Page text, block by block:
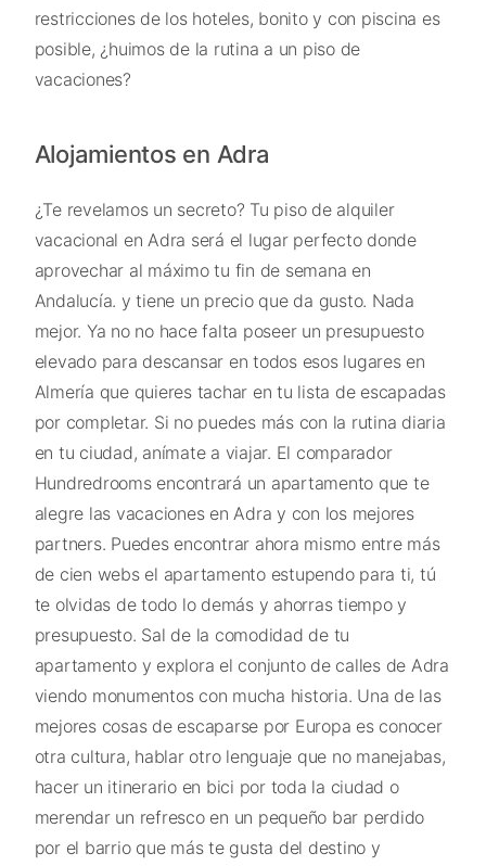
restricciones de los hoteles, bonito y con piscina es
posible, ¿huimos de la rutina a un piso de
vacaciones?
Alojamientos en Adra
¿Te revelamos un secreto? Tu piso de alquiler
vacacional en Adra será el lugar perfecto donde
aprovechar al máximo tu fin de semana en
Andalucía. y tiene un precio que da gusto. Nada
mejor. Ya no no hace falta poseer un presupuesto
elevado para descansar en todos esos lugares en
Almería que quieres tachar en tu lista de escapadas
por completar. Si no puedes más con la rutina diaria
en tu ciudad, anímate a viajar. El comparador
Hundredrooms encontrará un apartamento que te
alegre las vacaciones en Adra y con los mejores
partners. Puedes encontrar ahora mismo entre más
de cien webs el apartamento estupendo para ti, tú
te olvidas de todo lo demás y ahorras tiempo y
presupuesto. Sal de la comodidad de tu
apartamento y explora el conjunto de calles de Adra
viendo monumentos con mucha historia. Una de las
mejores cosas de escaparse por Europa es conocer
otra cultura, hablar otro lenguaje que no manejabas,
hacer un itinerario en bici por toda la ciudad o
merendar un refresco en un pequeño bar perdido
por el barrio que más te gusta del destino y